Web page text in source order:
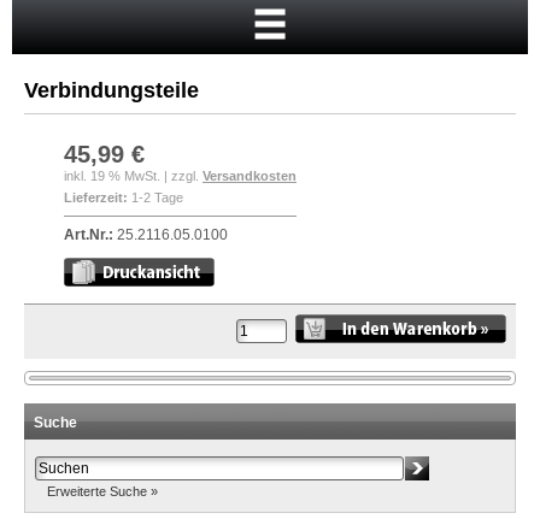
Neukunde?
Kasse
Anmelden
Verbindungsteile
45,99 €
inkl. 19 % MwSt. | zzgl. Versandkosten
Lieferzeit: 1-2 Tage
Art.Nr.: 25.2116.05.0100
Suche
Erweiterte Suche »